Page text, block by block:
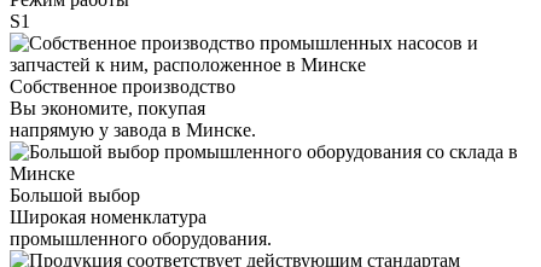
S1
Собственное производство
Вы экономите, покупая
напрямую у завода в Минске.
Большой выбор
Широкая номенклатура
промышленного оборудования.